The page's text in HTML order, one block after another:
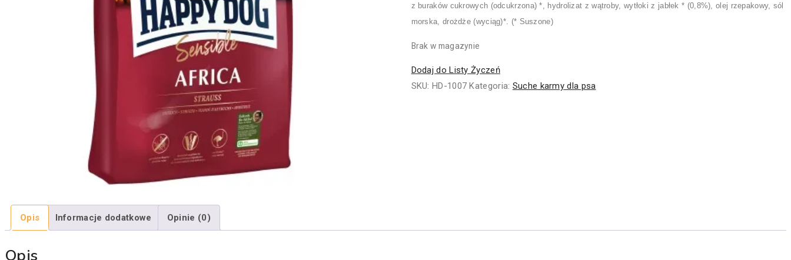
z buraków cukrowych (odcukrzona) *, hydrolizat z wątroby, wytłoki z jabłek * (0,8%), olej rzepakowy, sól
morska, drożdże (wyciąg)*. (* Suszone)
Brak w magazynie
Dodaj do Listy Życzeń
SKU:HD-1007 Kategoria: Suche karmy dla psa
Opis Informacje dodatkowe Opinie (0)
Opis